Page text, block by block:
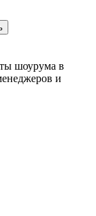
шоурума в
и